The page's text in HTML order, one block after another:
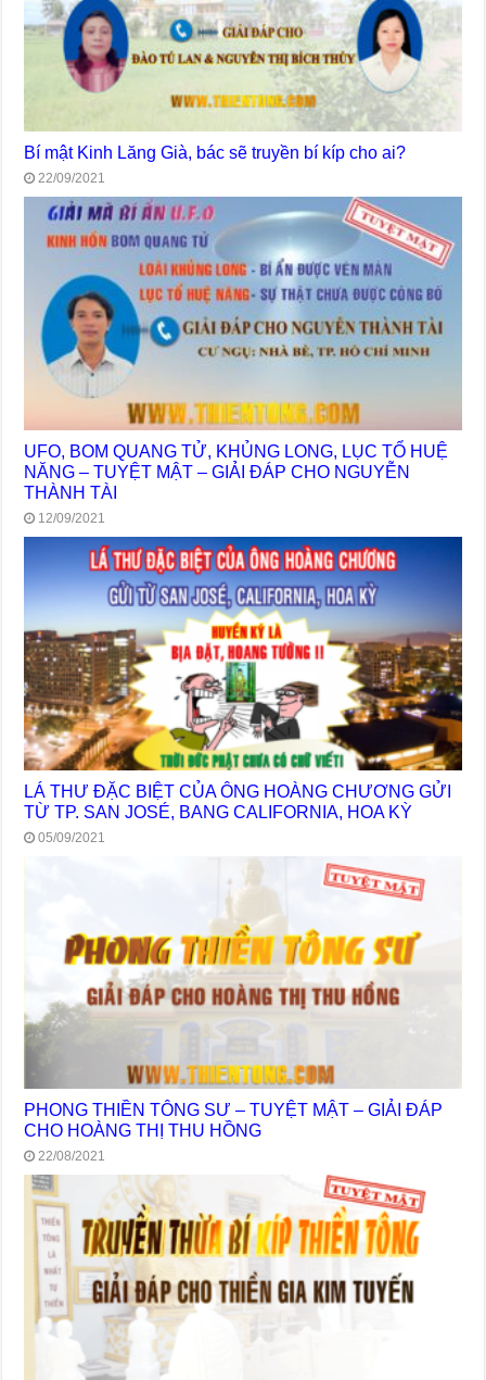
Bí mật Kinh Lăng Già, bác sẽ truyền bí kíp cho ai?
22/09/2021
UFO, BOM QUANG TỬ, KHỦNG LONG, LỤC TỔ HUỆ
NĂNG – TUYỆT MẬT – GIẢI ĐÁP CHO NGUYỄN
THÀNH TÀI
12/09/2021
LÁ THƯ ĐẶC BIỆT CỦA ÔNG HOÀNG CHƯƠNG GỬI
TỪ TP. SAN JOSÉ, BANG CALIFORNIA, HOA KỲ
05/09/2021
PHONG THIỀN TÔNG SƯ – TUYỆT MẬT – GIẢI ĐÁP
CHO HOÀNG THỊ THU HỒNG
22/08/2021